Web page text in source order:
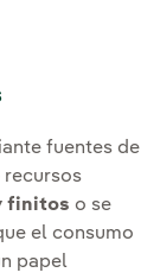
fuentes de
recursos
finitos o se
el consumo
papel